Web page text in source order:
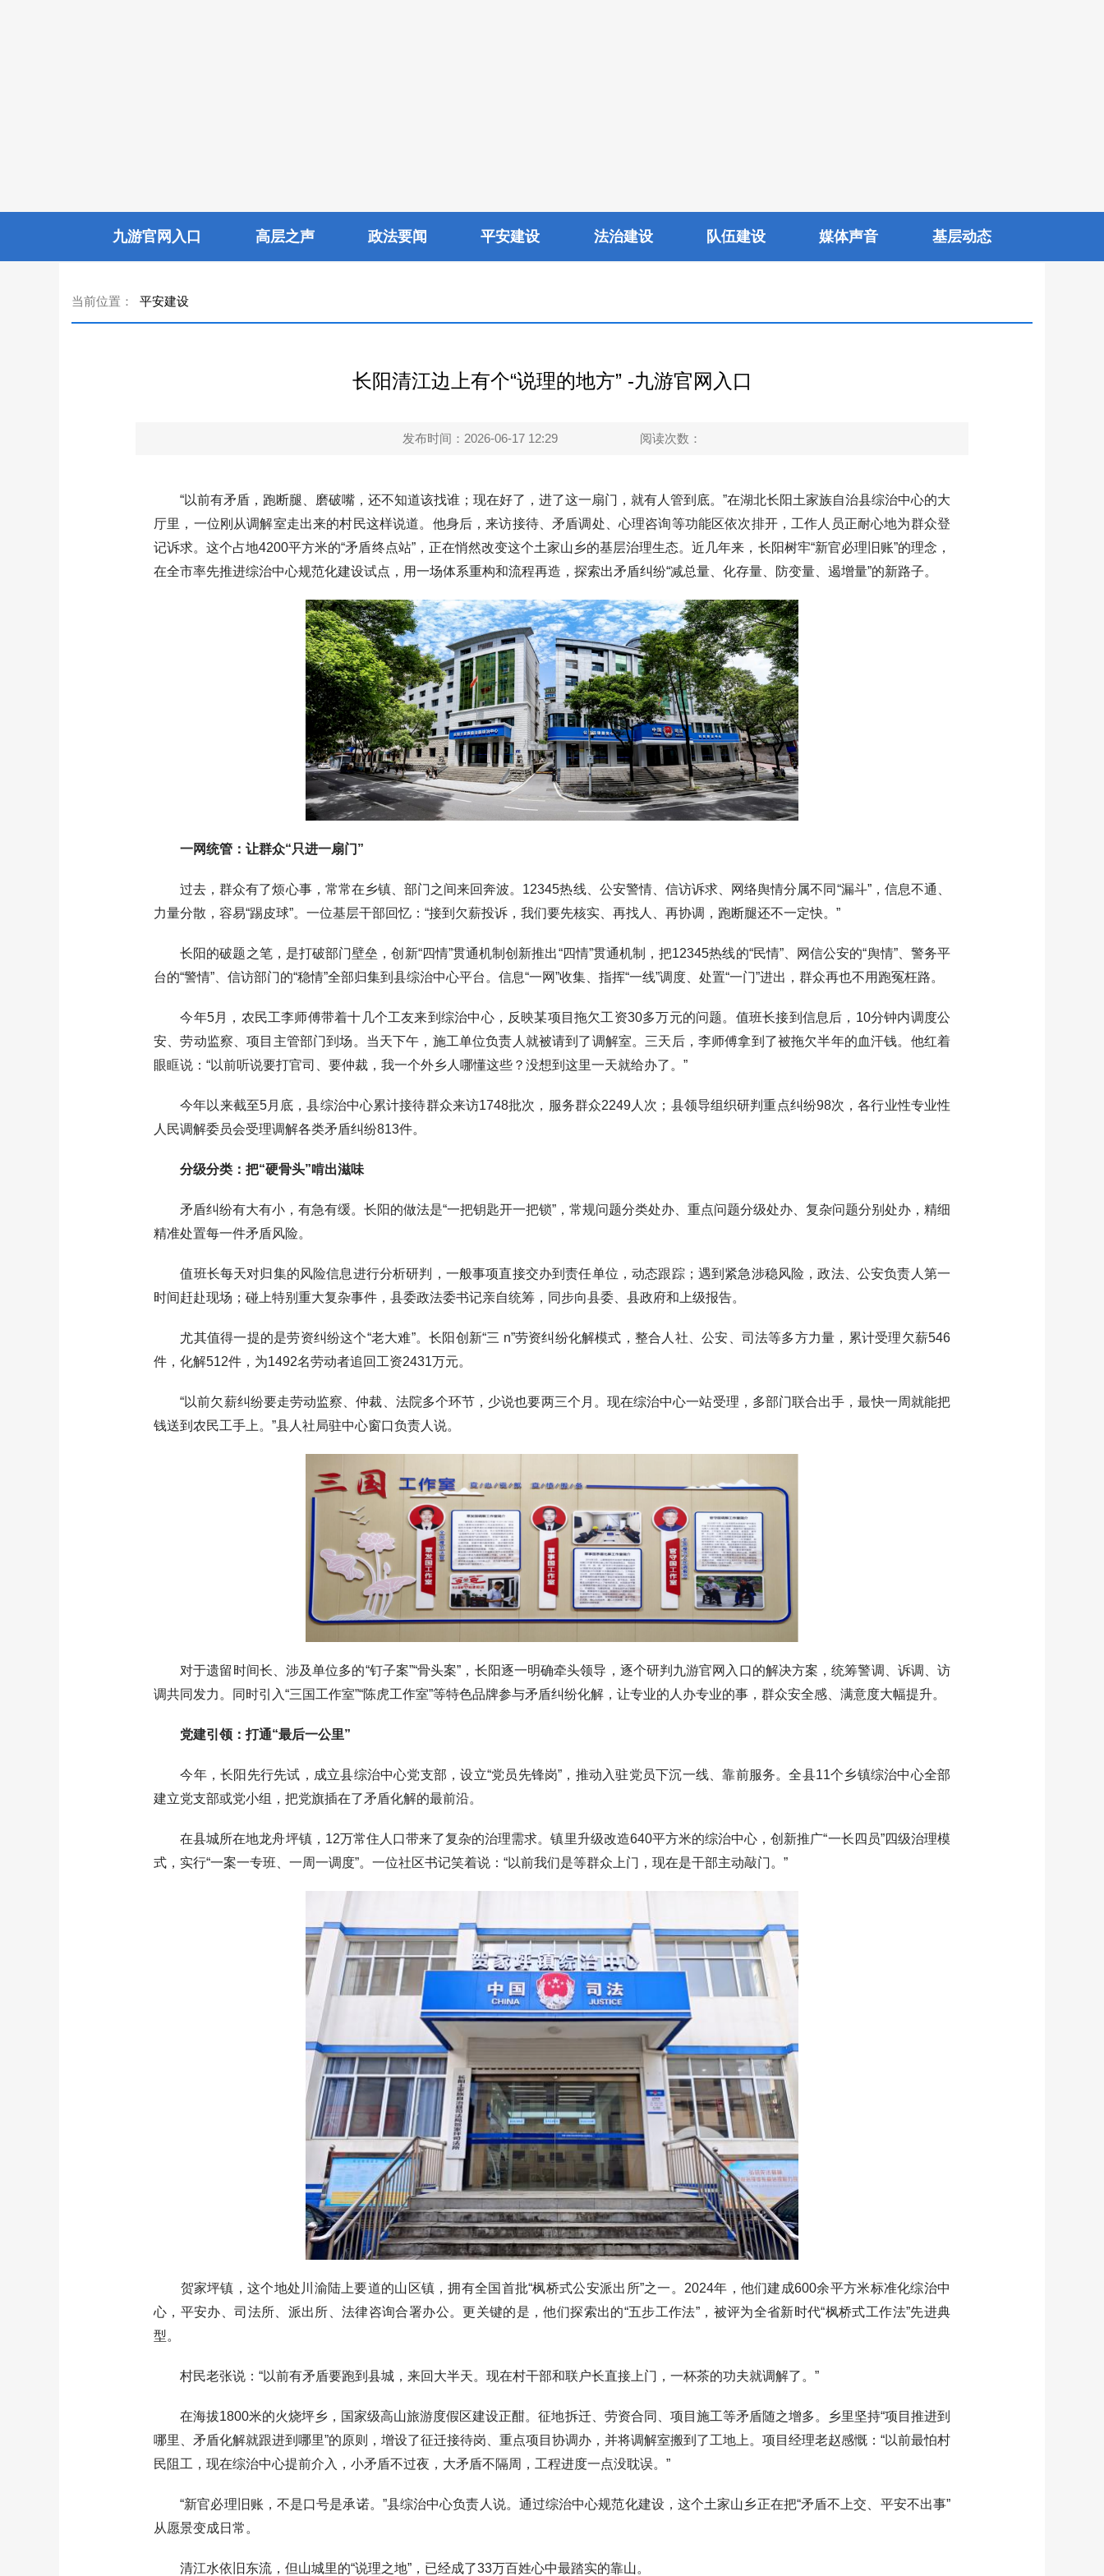
九游官网入口 高层之声 政法要闻 平安建设 法治建设 队伍建设 媒体声音 基层动态
当前位置： 平安建设
长阳清江边上有个“说理的地方” -九游官网入口
发布时间：2026-06-17 12:29 阅读次数：
“以前有矛盾，跑断腿、磨破嘴，还不知道该找谁；现在好了，进了这一扇门，就有人管到底。”在湖北长阳土家族自治县综治中心的大
厅里，一位刚从调解室走出来的村民这样说道。他身后，来访接待、矛盾调处、心理咨询等功能区依次排开，工作人员正耐心地为群众登
记诉求。这个占地4200平方米的“矛盾终点站”，正在悄然改变这个土家山乡的基层治理生态。近几年来，长阳树牢“新官必理旧账”的理念，
在全市率先推进综治中心规范化建设试点，用一场体系重构和流程再造，探索出矛盾纠纷“减总量、化存量、防变量、遏增量”的新路子。
一网统管：让群众“只进一扇门”
过去，群众有了烦心事，常常在乡镇、部门之间来回奔波。12345热线、公安警情、信访诉求、网络舆情分属不同“漏斗”，信息不通、
力量分散，容易“踢皮球”。一位基层干部回忆：“接到欠薪投诉，我们要先核实、再找人、再协调，跑断腿还不一定快。”
长阳的破题之笔，是打破部门壁垒，创新“四情”贯通机制创新推出“四情”贯通机制，把12345热线的“民情”、网信公安的“舆情”、警务平
台的“警情”、信访部门的“稳情”全部归集到县综治中心平台。信息“一网”收集、指挥“一线”调度、处置“一门”进出，群众再也不用跑冤枉路。
今年5月，农民工李师傅带着十几个工友来到综治中心，反映某项目拖欠工资30多万元的问题。值班长接到信息后，10分钟内调度公
安、劳动监察、项目主管部门到场。当天下午，施工单位负责人就被请到了调解室。三天后，李师傅拿到了被拖欠半年的血汗钱。他红着
眼眶说：“以前听说要打官司、要仲裁，我一个外乡人哪懂这些？没想到这里一天就给办了。”
今年以来截至5月底，县综治中心累计接待群众来访1748批次，服务群众2249人次；县领导组织研判重点纠纷98次，各行业性专业性
人民调解委员会受理调解各类矛盾纠纷813件。
分级分类：把“硬骨头”啃出滋味
矛盾纠纷有大有小，有急有缓。长阳的做法是“一把钥匙开一把锁”，常规问题分类处办、重点问题分级处办、复杂问题分别处办，精细
精准处置每一件矛盾风险。
值班长每天对归集的风险信息进行分析研判，一般事项直接交办到责任单位，动态跟踪；遇到紧急涉稳风险，政法、公安负责人第一
时间赶赴现场；碰上特别重大复杂事件，县委政法委书记亲自统筹，同步向县委、县政府和上级报告。
尤其值得一提的是劳资纠纷这个“老大难”。长阳创新“三 n”劳资纠纷化解模式，整合人社、公安、司法等多方力量，累计受理欠薪546
件，化解512件，为1492名劳动者追回工资2431万元。
“以前欠薪纠纷要走劳动监察、仲裁、法院多个环节，少说也要两三个月。现在综治中心一站受理，多部门联合出手，最快一周就能把
钱送到农民工手上。”县人社局驻中心窗口负责人说。
对于遗留时间长、涉及单位多的“钉子案”“骨头案”，长阳逐一明确牵头领导，逐个研判九游官网入口的解决方案，统筹警调、诉调、访
调共同发力。同时引入“三国工作室”“陈虎工作室”等特色品牌参与矛盾纠纷化解，让专业的人办专业的事，群众安全感、满意度大幅提升。
党建引领：打通“最后一公里”
今年，长阳先行先试，成立县综治中心党支部，设立“党员先锋岗”，推动入驻党员下沉一线、靠前服务。全县11个乡镇综治中心全部
建立党支部或党小组，把党旗插在了矛盾化解的最前沿。
在县城所在地龙舟坪镇，12万常住人口带来了复杂的治理需求。镇里升级改造640平方米的综治中心，创新推广“一长四员”四级治理模
式，实行“一案一专班、一周一调度”。一位社区书记笑着说：“以前我们是等群众上门，现在是干部主动敲门。”
贺家坪镇，这个地处川渝陆上要道的山区镇，拥有全国首批“枫桥式公安派出所”之一。2024年，他们建成600余平方米标准化综治中
心，平安办、司法所、派出所、法律咨询合署办公。更关键的是，他们探索出的“五步工作法”，被评为全省新时代“枫桥式工作法”先进典
型。
村民老张说：“以前有矛盾要跑到县城，来回大半天。现在村干部和联户长直接上门，一杯茶的功夫就调解了。”
在海拔1800米的火烧坪乡，国家级高山旅游度假区建设正酣。征地拆迁、劳资合同、项目施工等矛盾随之增多。乡里坚持“项目推进到
哪里、矛盾化解就跟进到哪里”的原则，增设了征迁接待岗、重点项目协调办，并将调解室搬到了工地上。项目经理老赵感慨：“以前最怕村
民阻工，现在综治中心提前介入，小矛盾不过夜，大矛盾不隔周，工程进度一点没耽误。”
“新官必理旧账，不是口号是承诺。”县综治中心负责人说。通过综治中心规范化建设，这个土家山乡正在把“矛盾不上交、平安不出事”
从愿景变成日常。
清江水依旧东流，但山城里的“说理之地”，已经成了33万百姓心中最踏实的靠山。